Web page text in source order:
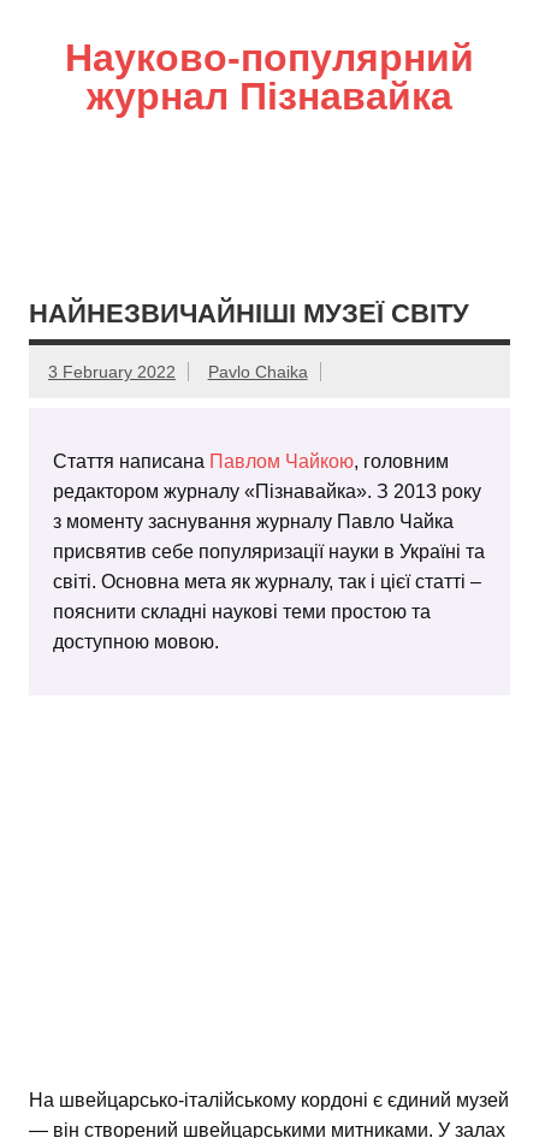
Науково-популярний
журнал Пізнавайка
НАЙНЕЗВИЧАЙНІШІ МУЗЕЇ СВІТУ
3 February 2022 Pavlo Chaika
Стаття написана Павлом Чайкою, головним
редактором журналу «Пізнавайка». З 2013 року
з моменту заснування журналу Павло Чайка
присвятив себе популяризації науки в Україні та
світі. Основна мета як журналу, так і цієї статті –
пояснити складні наукові теми простою та
доступною мовою.
На швейцарсько-італійському кордоні є єдиний музей
— він створений швейцарськими митниками. У залах